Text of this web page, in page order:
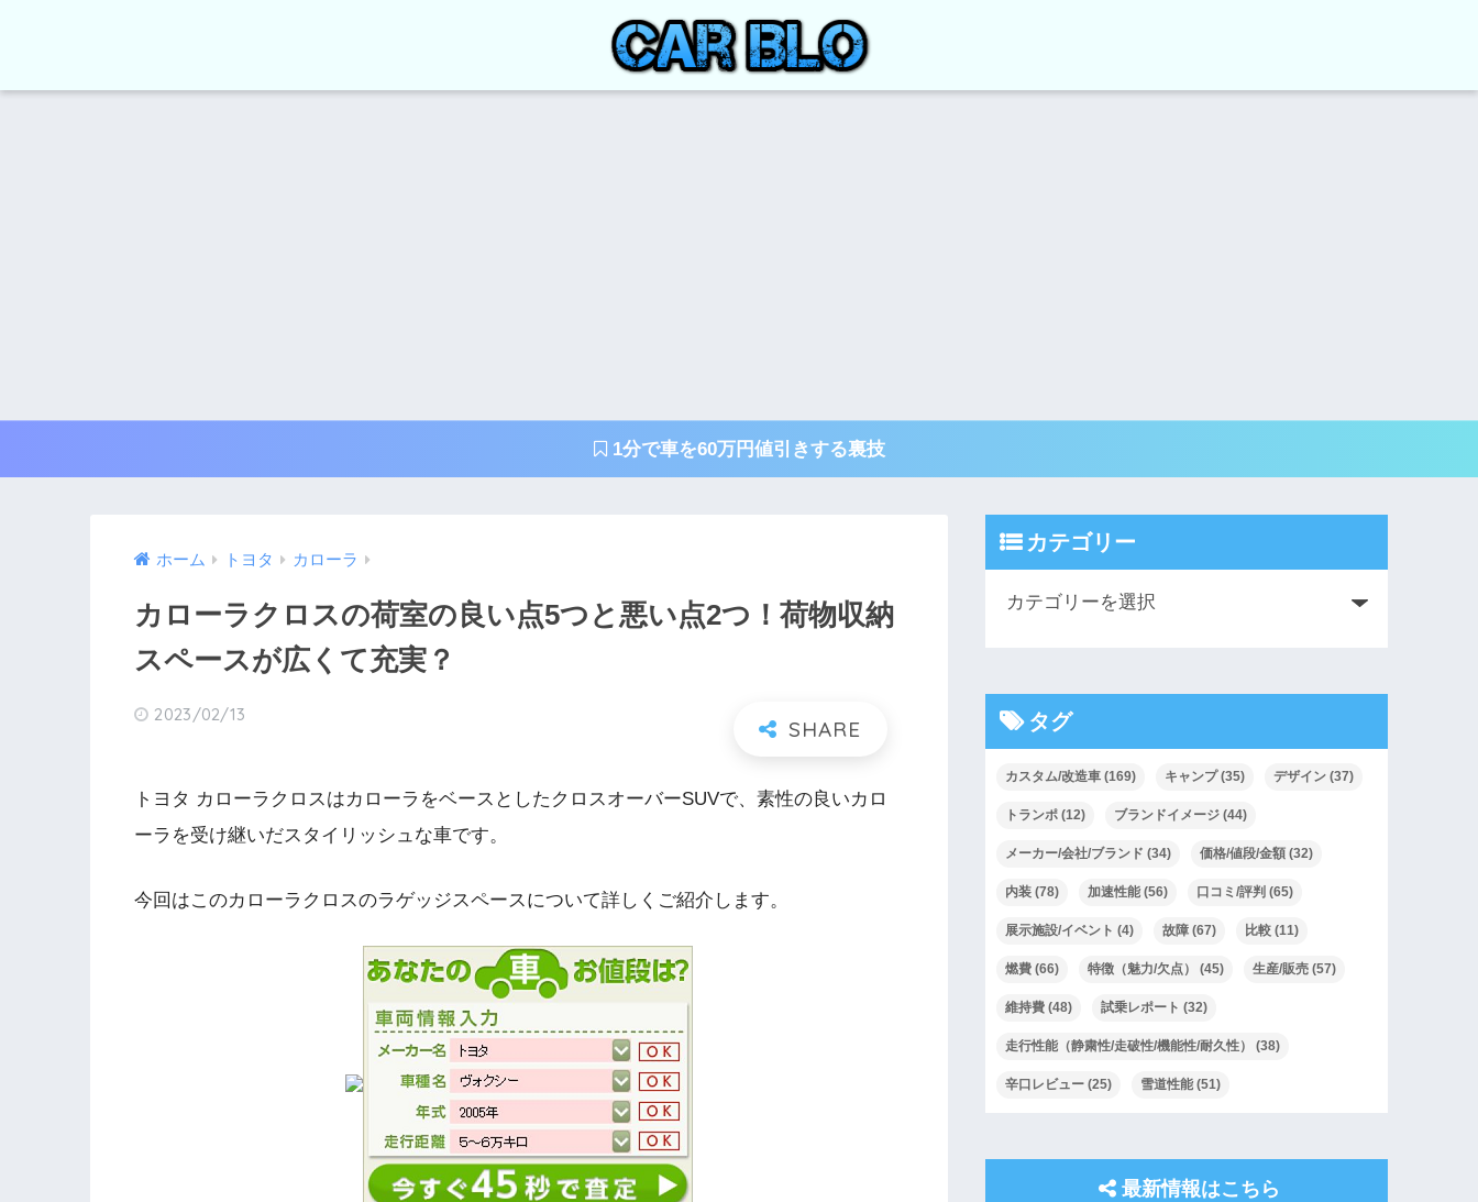
1分で車を60万円値引きする裏技
ホーム トヨタ カローラ
カローラクロスの荷室の良い点5つと悪い点2つ！荷物収納
スペースが広くて充実？
2023/02/13
トヨタ カローラクロスはカローラをベースとしたクロスオーバーSUVで、素性の良いカロ
ーラを受け継いだスタイリッシュな車です。
今回はこのカローラクロスのラゲッジスペースについて詳しくご紹介します。
カテゴリー
タグ
カスタム/改造車 (169) キャンプ(35) デザイン (37)
トランポ (12) ブランドイメージ (44)
メーカー/会社/ブランド (34) 価格/値段/金額 (32)
内装 (78) 加速性能 (56) 口コミ/評判 (65)
展示施設/イベント (4) 故障 (67) 比較 (11)
燃費 (66) 特徴（魅力/欠点） (45) 生産/販売 (57)
維持費 (48) 試乗レポート (32)
走行性能（静粛性/走破性/機能性/耐久性） (38)
辛口レビュー (25) 雪道性能 (51)
最新情報はこちら